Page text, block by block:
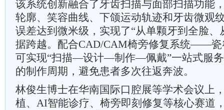
该系统创新融合了牙齿扫描与面部扫描功能
轮廓、笑容曲线、下颌运动轨迹和牙齿微观
误差达到微米级，实现了“从单颗牙到全脸、
据跨越。配合CAD/CAM椅旁修复系统——瓷
可实现“扫描—设计—制作—佩戴”一站式服
的制作周期，避免患者多次往返奔波。
林俊生博士在华南国际口腔展等学术会议上
植、AI智能诊疗、椅旁即刻修复等核心赛道